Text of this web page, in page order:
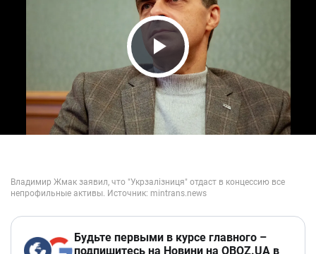
Play Video
Будьте первыми в курсе главного –
подпишитесь на Новини на OBOZ.UA в